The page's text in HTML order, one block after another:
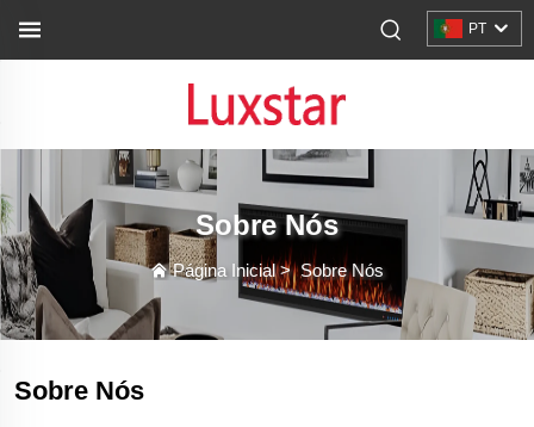
PT
Sobre Nós
Página Inicial>Sobre Nós
Sobre Nós